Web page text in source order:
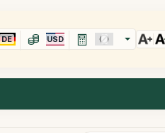
DE USD